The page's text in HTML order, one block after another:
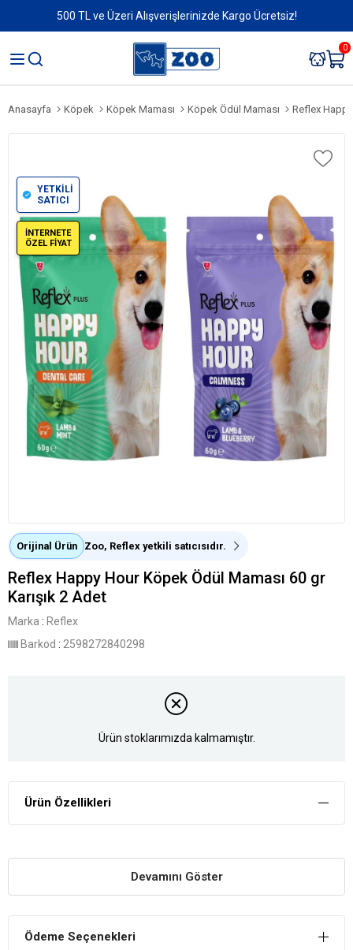
500 TL ve Üzeri Alışverişlerinizde Kargo Ücretsiz!
0
Anasayfa Köpek Köpek Maması Köpek Ödül Maması Reflex Happy
YETKİLİ
SATICI
İNTERNETE
ÖZEL FİYAT
Orijinal Ürün Zoo, Reflex yetkili satıcısıdır.
Reflex Happy Hour Köpek Ödül Maması 60 gr
Karışık 2 Adet
Marka : Reflex
Barkod : 2598272840298
Ürün stoklarımızda kalmamıştır.
Ürün Özellikleri
Devamını Göster
Ödeme Seçenekleri